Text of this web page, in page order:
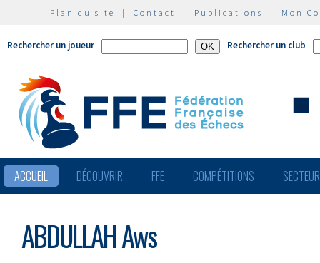
Plan du site | Contact | Publications | Mon
Rechercher un joueur Rechercher un club
ACCUEIL DÉCOUVRIR FFE COMPÉTITIONS
ABDULLAH Aws